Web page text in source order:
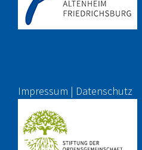
Impressum | Datenschutz